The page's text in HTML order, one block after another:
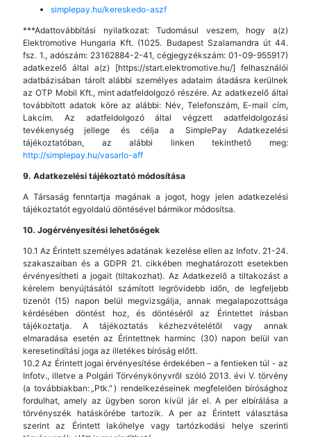
simplepay.hu/kereskedo-aszf
***Adattovábbítási nyilatkozat: Tudomásul veszem, hogy a(z)
Elektromotive Hungaria Kft. (1025. Budapest Szalamandra út 44.
fsz. 1., adószám: 23162884-2-41, cégjegyzékszám: 01-09-955917)
adatkezelő által a(z) [https://start.elektromotive.hu/] felhasználói
adatbázisában tárolt alábbi személyes adataim átadásra kerülnek
az OTP Mobil Kft., mint adatfeldolgozó részére. Az adatkezelő által
továbbított adatok köre az alábbi: Név, Telefonszám, E-mail cím,
Lakcím. Az adatfeldolgozó által végzett adatfeldolgozási
tevékenység jellege és célja a SimplePay Adatkezelési
tájékoztatóban, az alábbi linken tekinthető meg:
http://simplepay.hu/vasarlo-aff
9. Adatkezelési tájékoztató módosítása
A Társaság fenntartja magának a jogot, hogy jelen adatkezelési
tájékoztatót egyoldalú döntésével bármikor módosítsa.
10. Jogérvényesítési lehetőségek
10.1 Az Érintett személyes adatának kezelése ellen az Infotv. 21-24.
szakaszaiban és a GDPR 21. cikkében meghatározott esetekben
érvényesítheti a jogait (tiltakozhat). Az Adatkezelő a tiltakozást a
kérelem benyújtásától számított legrövidebb időn, de legfeljebb
tizenöt (15) napon belül megvizsgálja, annak megalapozottsága
kérdésében döntést hoz, és döntéséről az Érintettet írásban
tájékoztatja. A tájékoztatás kézhezvételétől vagy annak
elmaradása esetén az Érintettnek harminc (30) napon belül van
keresetindítási joga az illetékes bíróság előtt.
10.2 Az Érintett jogai érvényesítése érdekében – a fentieken túl - az
Infotv., illetve a Polgári Törvénykönyvről szóló 2013. évi V. törvény
(a továbbiakban: „Ptk." ) rendelkezéseinek megfelelően bírósághoz
fordulhat, amely az ügyben soron kívül jár el. A per elbírálása a
törvényszék hatáskörébe tartozik. A per az Érintett választása
szerint az Érintett lakóhelye vagy tartózkodási helye szerinti